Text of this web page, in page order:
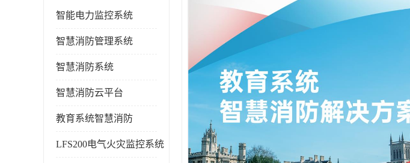
智能电力监控系统
智慧消防管理系统
智慧消防系统
智慧消防云平台
教育系统智慧消防
LFS200电气火灾监控系统